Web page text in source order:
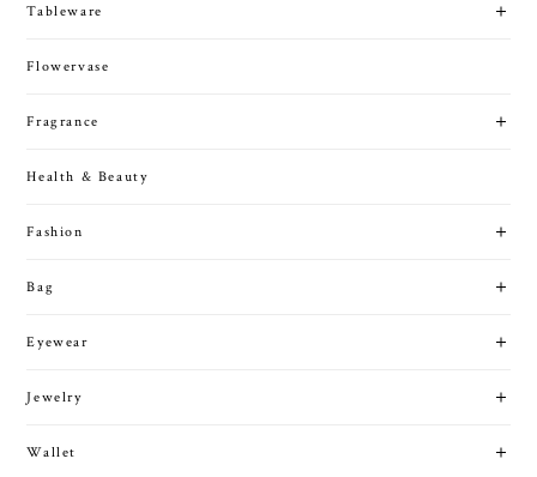
Tableware
Flowervase
Fragrance
Health & Beauty
Fashion
Bag
Eyewear
Jewelry
Wallet